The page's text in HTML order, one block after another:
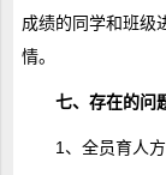
成绩的同学和班级
情。
七、存在的问
1、全员育人